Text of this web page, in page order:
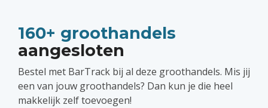
160+ groothandels
aangesloten
Bestel met BarTrack bij al deze groothandels. Mis jij
een van jouw groothandels? Dan kun je die heel
makkelijk zelf toevoegen!